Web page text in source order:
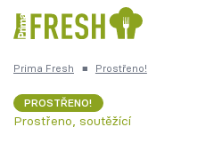
Česká kuchyně
Prima Fresh ■ Prostřeno!
PROSTŘENO!
Prostřeno, soutěžící